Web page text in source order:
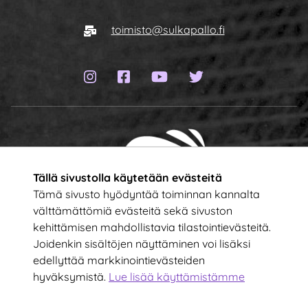
Tällä sivustolla käytetään evästeitä
Tämä sivusto hyödyntää toiminnan kannalta
välttämättömiä evästeitä sekä sivuston
kehittämisen mahdollistavia tilastointievästeitä.
Joidenkin sisältöjen näyttäminen voi lisäksi
edellyttää markkinointievästeiden
hyväksymistä. Lue lisää käyttämistämme
Sähköposti
toimisto@sulkapallo.fi
Instagram-sivu
Facebook-sivu
YouTube-kanava
Twitter-sivu
Tilaa uutiskirje!